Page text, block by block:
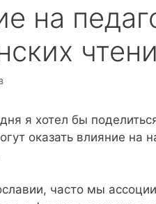
на
я хотел бы
оказать влияние
часто мы